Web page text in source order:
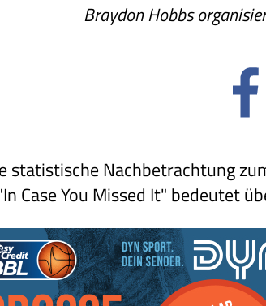
Braydon Hobbs
statistische Nachbetrachtung
Case You Missed It" bedeutet